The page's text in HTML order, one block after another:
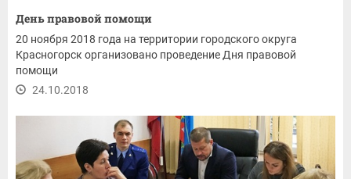
День правовой помощи
20 ноября 2018 года на территории городского округа
Красногорск организовано проведение Дня правовой
помощи
24.10.2018